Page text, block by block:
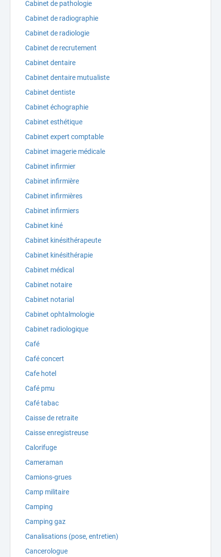
Cabinet de pathologie
Cabinet de radiographie
Cabinet de radiologie
Cabinet de recrutement
Cabinet dentaire
Cabinet dentaire mutualiste
Cabinet dentiste
Cabinet échographie
Cabinet esthétique
Cabinet expert comptable
Cabinet imagerie médicale
Cabinet infirmier
Cabinet infirmière
Cabinet infirmières
Cabinet infirmiers
Cabinet kiné
Cabinet kinésithérapeute
Cabinet kinésithérapie
Cabinet médical
Cabinet notaire
Cabinet notarial
Cabinet ophtalmologie
Cabinet radiologique
Café
Café concert
Cafe hotel
Café pmu
Café tabac
Caisse de retraite
Caisse enregistreuse
Calorifuge
Cameraman
Camions-grues
Camp militaire
Camping
Camping gaz
Canalisations (pose, entretien)
Cancerologue